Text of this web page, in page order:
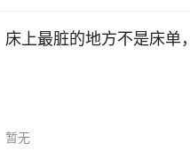
床上最脏的地方不是床单
暂无